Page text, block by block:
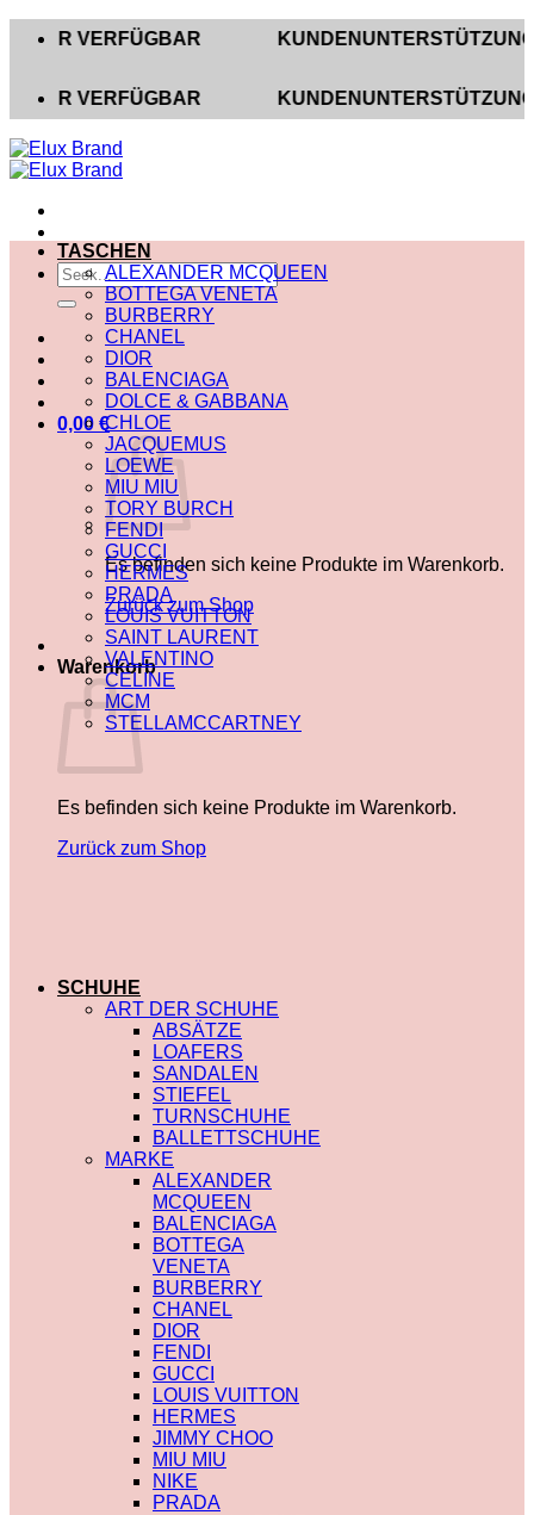
Inhalt
VERFÜGBAR KUNDENUNTERSTÜTZUNG AUF
VERFÜGBAR KUNDENUNTERSTÜTZUNG AUF
Suche
nach:
0,00 €
Es befinden sich keine Produkte im Warenkorb.
Zurück zum Shop
Warenkorb
Es befinden sich keine Produkte im Warenkorb.
Zurück zum Shop
TASCHEN
ALEXANDER MCQUEEN
BOTTEGA VENETA
BURBERRY
CHANEL
DIOR
BALENCIAGA
DOLCE & GABBANA
CHLOE
JACQUEMUS
LOEWE
MIU MIU
TORY BURCH
FENDI
GUCCI
HERMES
PRADA
LOUIS VUITTON
SAINT LAURENT
VALENTINO
CELINE
MCM
STELLAMCCARTNEY
SCHUHE
ART DER SCHUHE
ABSÄTZE
LOAFERS
SANDALEN
STIEFEL
TURNSCHUHE
BALLETTSCHUHE
MARKE
ALEXANDER
MCQUEEN
BALENCIAGA
BOTTEGA
VENETA
BURBERRY
CHANEL
DIOR
FENDI
GUCCI
LOUIS VUITTON
HERMES
JIMMY CHOO
MIU MIU
NIKE
PRADA